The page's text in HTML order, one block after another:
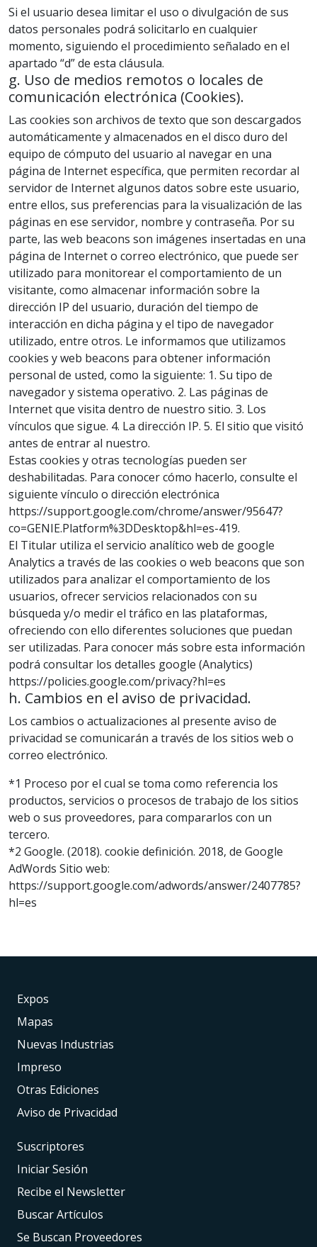
Si el usuario desea limitar el uso o divulgación de sus
datos personales podrá solicitarlo en cualquier
momento, siguiendo el procedimiento señalado en el
apartado “d” de esta cláusula.
g. Uso de medios remotos o locales de
comunicación electrónica (Cookies).
Las cookies son archivos de texto que son descargados
automáticamente y almacenados en el disco duro del
equipo de cómputo del usuario al navegar en una
página de Internet específica, que permiten recordar al
servidor de Internet algunos datos sobre este usuario,
entre ellos, sus preferencias para la visualización de las
páginas en ese servidor, nombre y contraseña. Por su
parte, las web beacons son imágenes insertadas en una
página de Internet o correo electrónico, que puede ser
utilizado para monitorear el comportamiento de un
visitante, como almacenar información sobre la
dirección IP del usuario, duración del tiempo de
interacción en dicha página y el tipo de navegador
utilizado, entre otros. Le informamos que utilizamos
cookies y web beacons para obtener información
personal de usted, como la siguiente: 1. Su tipo de
navegador y sistema operativo. 2. Las páginas de
Internet que visita dentro de nuestro sitio. 3. Los
vínculos que sigue. 4. La dirección IP. 5. El sitio que visitó
antes de entrar al nuestro.
Estas cookies y otras tecnologías pueden ser
deshabilitadas. Para conocer cómo hacerlo, consulte el
siguiente vínculo o dirección electrónica
https://support.google.com/chrome/answer/95647?
co=GENIE.Platform%3DDesktop&hl=es-419.
El Titular utiliza el servicio analítico web de google
Analytics a través de las cookies o web beacons que son
utilizados para analizar el comportamiento de los
usuarios, ofrecer servicios relacionados con su
búsqueda y/o medir el tráfico en las plataformas,
ofreciendo con ello diferentes soluciones que puedan
ser utilizadas. Para conocer más sobre esta información
podrá consultar los detalles google (Analytics)
https://policies.google.com/privacy?hl=es
h. Cambios en el aviso de privacidad.
Los cambios o actualizaciones al presente aviso de
privacidad se comunicarán a través de los sitios web o
correo electrónico.
*1 Proceso por el cual se toma como referencia los
productos, servicios o procesos de trabajo de los sitios
web o sus proveedores, para compararlos con un
tercero.
*2 Google. (2018). cookie definición. 2018, de Google
AdWords Sitio web:
https://support.google.com/adwords/answer/2407785?
hl=es
Expos
Mapas
Nuevas Industrias
Impreso
Otras Ediciones
Aviso de Privacidad
Suscriptores
Iniciar Sesión
Recibe el Newsletter
Buscar Artículos
Se Buscan Proveedores